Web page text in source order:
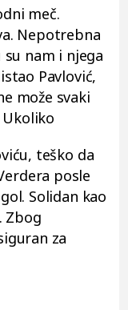
meč.
Nepotrebna
nam i njega
Pavlović,
može svaki
teško da
posle
Solidan kao
Zbog
za